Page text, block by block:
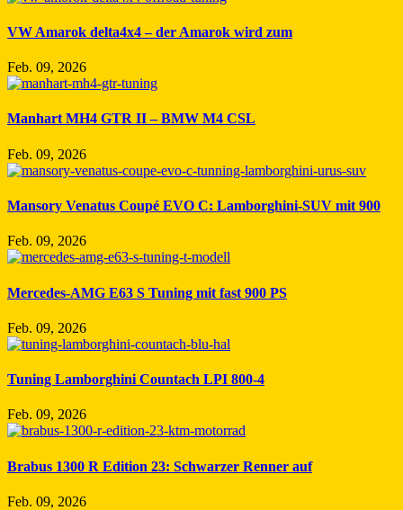
VW Amarok delta4x4 – der Amarok wird zum
Feb. 09, 2026
Manhart MH4 GTR II – BMW M4 CSL
Feb. 09, 2026
Mansory Venatus Coupé EVO C: Lamborghini-SUV mit 900
Feb. 09, 2026
Mercedes-AMG E63 S Tuning mit fast 900 PS
Feb. 09, 2026
Tuning Lamborghini Countach LPI 800-4
Feb. 09, 2026
Brabus 1300 R Edition 23: Schwarzer Renner auf
Feb. 09, 2026